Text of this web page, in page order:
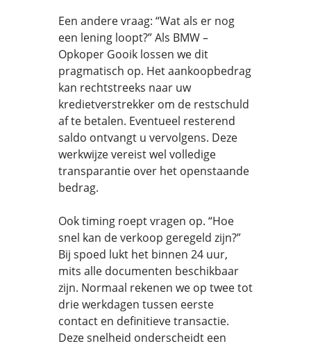
Een andere vraag: “Wat als er nog
een lening loopt?” Als BMW –
Opkoper Gooik lossen we dit
pragmatisch op. Het aankoopbedrag
kan rechtstreeks naar uw
kredietverstrekker om de restschuld
af te betalen. Eventueel resterend
saldo ontvangt u vervolgens. Deze
werkwijze vereist wel volledige
transparantie over het openstaande
bedrag.
Ook timing roept vragen op. “Hoe
snel kan de verkoop geregeld zijn?”
Bij spoed lukt het binnen 24 uur,
mits alle documenten beschikbaar
zijn. Normaal rekenen we op twee tot
drie werkdagen tussen eerste
contact en definitieve transactie.
Deze snelheid onderscheidt een